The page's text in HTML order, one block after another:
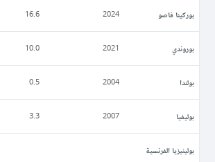
بوركينا فاصو 2024
16.6
بوروندي 2021
10.0
بولندا 2004
0.5
بوليفيا 2007
3.3
بولينيزيا الفرنسية